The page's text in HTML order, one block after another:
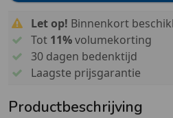
Let op! Binnenkort
Tot 11%volumekorting
30 dagen bedenktijd
Laagste prijsgarantie
Productbeschrijving